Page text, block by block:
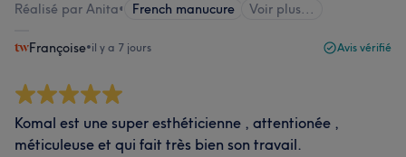
Réalisé par Anita• French manucure Voir plus...
Françoise•il y a 7 jours Avis vérifié
Komal est une super esthéticienne , attentionée ,
méticuleuse et qui fait très bien son travail.